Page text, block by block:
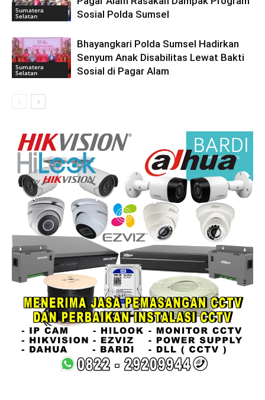
Sumatera
Selatan
Sosial Polda Sumsel
Sumatera
Selatan
Bhayangkari Polda Sumsel Hadirkan
Senyum Anak Disabilitas Lewat Bakti
Sosial di Pagar Alam